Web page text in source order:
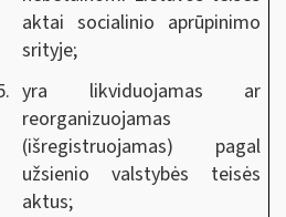
aktai socialinio aprūpinimo
srityje;
yra likviduojamas ar
reorganizuojamas
(išregistruojamas) pagal
užsienio valstybės teisės
aktus;